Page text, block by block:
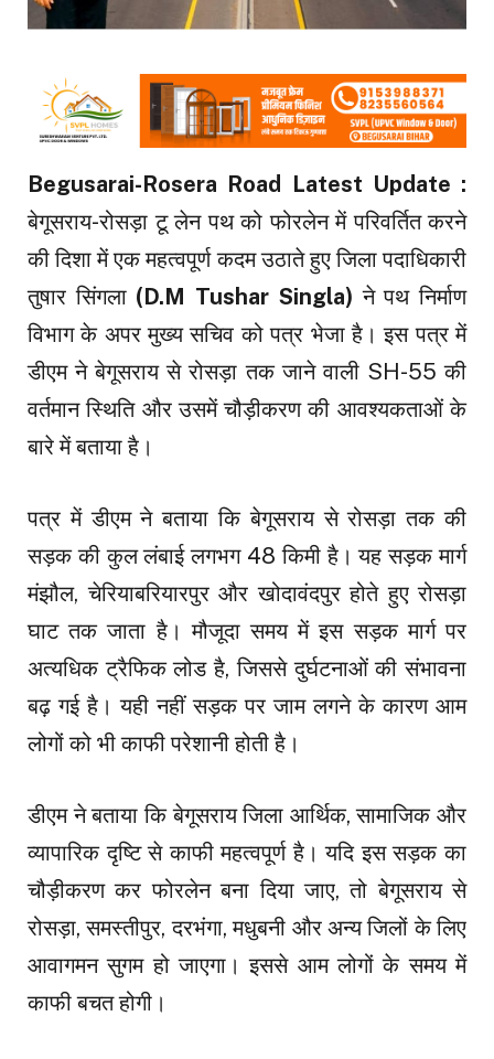
Begusarai-Rosera Road Latest Update :
बेगूसराय-रोसड़ा टू लेन पथ को फोरलेन में परिवर्तित करने
की दिशा में एक महत्वपूर्ण कदम उठाते हुए जिला पदाधिकारी
तुषार सिंगला (D.M Tushar Singla)ने पथ निर्माण
विभाग के अपर मुख्य सचिव को पत्र भेजा है। इस पत्र में
डीएम ने बेगूसराय से रोसड़ा तक जाने वाली SH-55 की
वर्तमान स्थिति और उसमें चौड़ीकरण की आवश्यकताओं के
बारे में बताया है।
पत्र में डीएम ने बताया कि बेगूसराय से रोसड़ा तक की
सड़क की कुल लंबाई लगभग 48 किमी है। यह सड़क मार्ग
मंझौल, चेरियाबरियारपुर और खोदावंदपुर होते हुए रोसड़ा
घाट तक जाता है। मौजूदा समय में इस सड़क मार्ग पर
अत्यधिक ट्रैफिक लोड है, जिससे दुर्घटनाओं की संभावना
बढ़ गई है। यही नहीं सड़क पर जाम लगने के कारण आम
लोगों को भी काफी परेशानी होती है।
डीएम ने बताया कि बेगूसराय जिला आर्थिक, सामाजिक और
व्यापारिक दृष्टि से काफी महत्वपूर्ण है। यदि इस सड़क का
चौड़ीकरण कर फोरलेन बना दिया जाए, तो बेगूसराय से
रोसड़ा, समस्तीपुर, दरभंगा, मधुबनी और अन्य जिलों के लिए
आवागमन सुगम हो जाएगा। इससे आम लोगों के समय में
काफी बचत होगी।